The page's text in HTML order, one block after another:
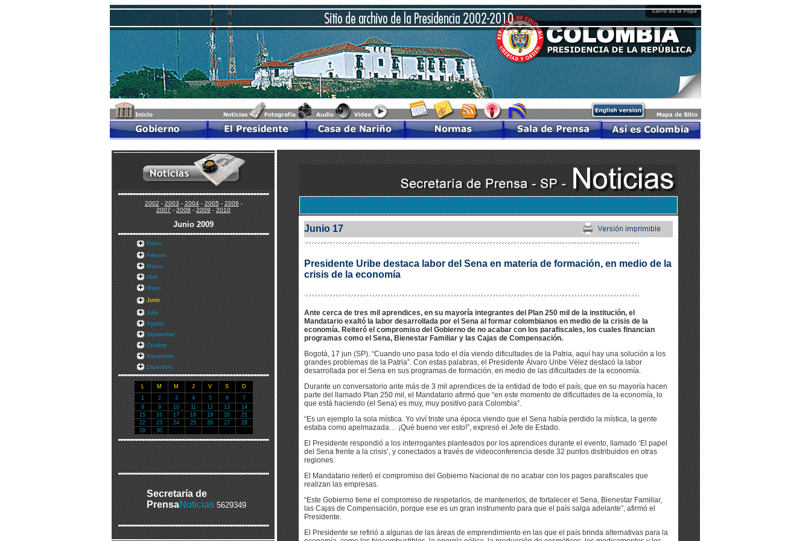
2002-2003-2004-2005-2006-
2007-2008-2009-2010
Junio 2009
Enero
Febrero
Marzo
Abril
Mayo
Junio
Julio
Agosto
Septiembre
Octubre
Noviembre
Diciembre
L M M J V S
D
1
2 3 4 5 6
7
8
9 10 11 12 13
14
15
16 17 18 19 20
21
22
23 24 25 26 27
28
29
30
Secretaría de
PrensaNoticias 5629349
Junio 17
Presidente Uribe destaca labor del Sena en materia de formación, en medio de la
crisis de la economía
Ante cerca de tres mil aprendices, en su mayoría integrantes del Plan 250 mil de la institución, el
Mandatario exaltó la labor desarrollada por el Sena al formar colombianos en medio de la crisis de la
economía. Reiteró el compromiso del Gobierno de no acabar con los parafiscales, los cuales financian
programas como el Sena, Bienestar Familiar y las Cajas de Compensación.
Bogotá, 17 jun (SP). “Cuando uno pasa todo el día viendo dificultades de la Patria, aquí hay una solución a los
grandes problemas de la Patria”. Con estas palabras, el Presidente Álvaro Uribe Vélez destacó la labor
desarrollada por el Sena en sus programas de formación, en medio de las dificultades de la economía.
Durante un conversatorio ante más de 3 mil aprendices de la entidad de todo el país, que en su mayoría hacen
parte del llamado Plan 250 mil, el Mandatario afirmó que “en este momento de dificultades de la economía, lo
que está haciendo (el Sena) es muy, muy positivo para Colombia”.
“Es un ejemplo la sola mística. Yo viví triste una época viendo que el Sena había perdido la mística, la gente
estaba como apelmazada… ¡Qué bueno ver esto!”, expresó el Jefe de Estado.
El Presidente respondió a los interrogantes planteados por los aprendices durante el evento, llamado ‘El papel
del Sena frente a la crisis’, y conectados a través de videoconferencia desde 32 puntos distribuidos en otras
regiones.
El Mandatario reiteró el compromiso del Gobierno Nacional de no acabar con los pagos parafiscales que
realizan las empresas.
“Este Gobierno tiene el compromiso de respetarlos, de mantenerlos, de fortalecer el Sena, Bienestar Familiar,
las Cajas de Compensación, porque ese es un gran instrumento para que el país salga adelante”, afirmó el
Presidente.
El Presidente se refirió a algunas de las áreas de emprendimiento en las que el país brinda alternativas para la